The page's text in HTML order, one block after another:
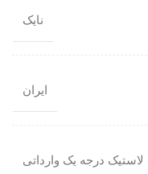
نایک
ایران
لاستیک درجه یک وارداتی